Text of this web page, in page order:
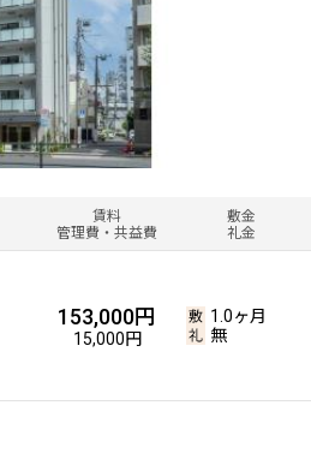
賃料
管理費・共益費
敷金
礼金
153,000円
15,000円
1.0ヶ月
無